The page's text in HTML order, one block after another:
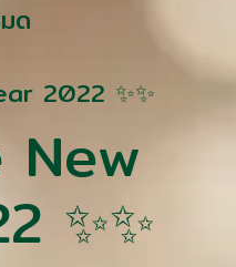
ด
2022 ✨✨
New
✨✨